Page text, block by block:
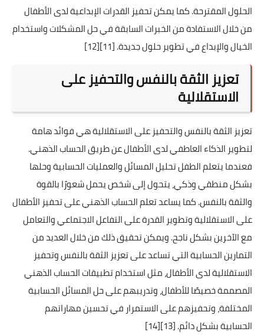
الحلول المقترحة. كما يمكن تحفيز القدرات الإبداعية لدى الأطفال
من خلال الاستفادة من الخبرات السابقة في حل المشكلات واستخدام
الخيال والإبداع في تطوير حلول جديدة.[11]
[12]
تعزيز الثقة بالنفس والتحفيز على
الاستقلالية
تعزيز الثقة بالنفس والتحفيز على الاستقلالية هي فوائد هامة
لتطوير الذكاء العاطفي لدى الأطفال عن طريق الحساب الذهني.
فعندما يتعلم الطفل تحليل المسائل والعمليات الحسابية وحلها
بشكل منطقي وذكي، يتحول إلى شخص يحمل شعورًا بالقوة
والثقة بالنفس. كما يساعد تعلم الحساب الذهني على تحفيز الأطفال
على الاستقلالية وتطوير القدرة على التفاعل الاجتماعي والتعامل
مع الآخرين بشكل ناجح. ويمكن تحقيق ذلك من خلال العديد من
التمارين الحسابية التي تساعد على تعزيز الثقة بالنفس وتحفيز
الاستقلالية لدى الأطفال، مثل استخدام تطبيقات الحساب الذهني
المصممة خصيصًا للأطفال، وتدريبهم على حل المسائل الحسابية
المختلفة، وتحفيزهم على الاستمرار في تحسين مهاراتهم
الحسابية بشكل دائم.[13]
[14]